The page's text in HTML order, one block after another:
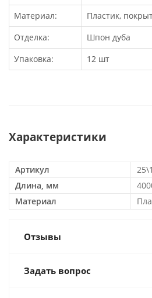
Материал:
Пластик,
Отделка:
Шпон дуба
Упаковка:
12 шт
Характеристики
Артикул
Длина, мм
Материал
Отзывы
Задать вопрос